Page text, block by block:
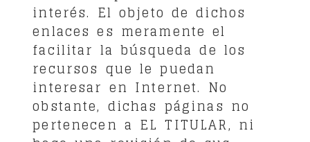
interés. El objeto de dichos
enlaces es meramente el
facilitar la búsqueda de los
recursos que le puedan
interesar en Internet. No
obstante, dichas páginas no
pertenecen a EL TITULAR, ni